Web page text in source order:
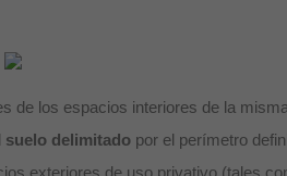
de los espacios interiores de la
suelo delimitado por el perímetro
exteriores de uso privativo (tales